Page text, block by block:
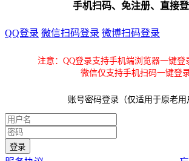
手机扫码、免注册、直接
QQ登录 微信扫码登录 微博扫码登录
注意：QQ登录支持手机端浏览器一键登
微信仅支持手机扫码一键登
账号密码登录（仅适用于原老用